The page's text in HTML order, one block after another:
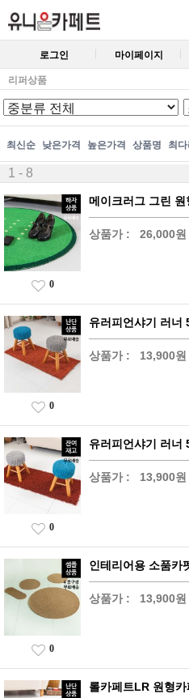
로그인 마이페이지
리퍼상품
최신순 낮은가격 높은가격 상품명 최
1 - 8
메이크러그 그린
상품가 : 26,000원
0
유러피언샤기 러너
상품가 : 13,900원
0
유러피언샤기 러너
상품가 : 13,900원
0
인테리어용 소품카
상품가 : 13,900원
0
롤카페트LR 원형